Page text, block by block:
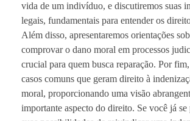
vida de um indivíduo, e discutiremos suas
legais, fundamentais para entender os
Além disso, apresentaremos orientações
comprovar o dano moral em processos
crucial para quem busca reparação. Por
casos comuns que geram direito à
moral, proporcionando uma visão
importante aspecto do direito. Se você já